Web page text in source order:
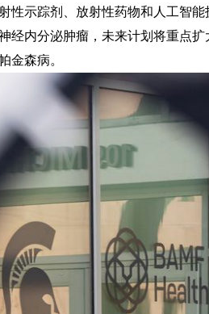
性示踪剂、放射性药物和人工智
经内分泌肿瘤，未来计划将重点
金森病。